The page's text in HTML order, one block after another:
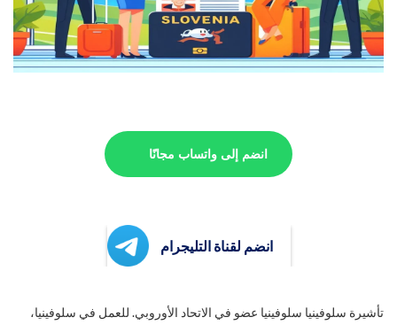
انضم إلى واتساب مجانًا
انضم لقناة التليجرام
تأشيرة سلوفينيا سلوفينيا عضو في الاتحاد الأوروبي. للعمل في سلوفينيا،